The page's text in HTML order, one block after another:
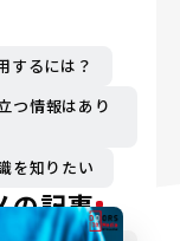
するには？
つ情報はあり
を知りたい
の記事